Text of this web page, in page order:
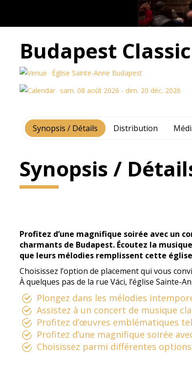
Budapest
Église Sainte-Anne Budapest
sam. 08 août 2026 - dim. 20 déc. 2026
Synopsis / Détails Distribution
Synopsis /
Profitez d’une magnifique soirée avec un
charmants de Budapest. Écoutez la
que leurs mélodies remplissent cette
Choisissez l’option de placement qui vous
À quelques pas de la rue Váci, l’église
Plongez dans les mélodies
Assistez à un concert de musique
Profitez d’œuvres emblématiques
Profitez d’une magnifique soirée
Choisissez parmi différentes